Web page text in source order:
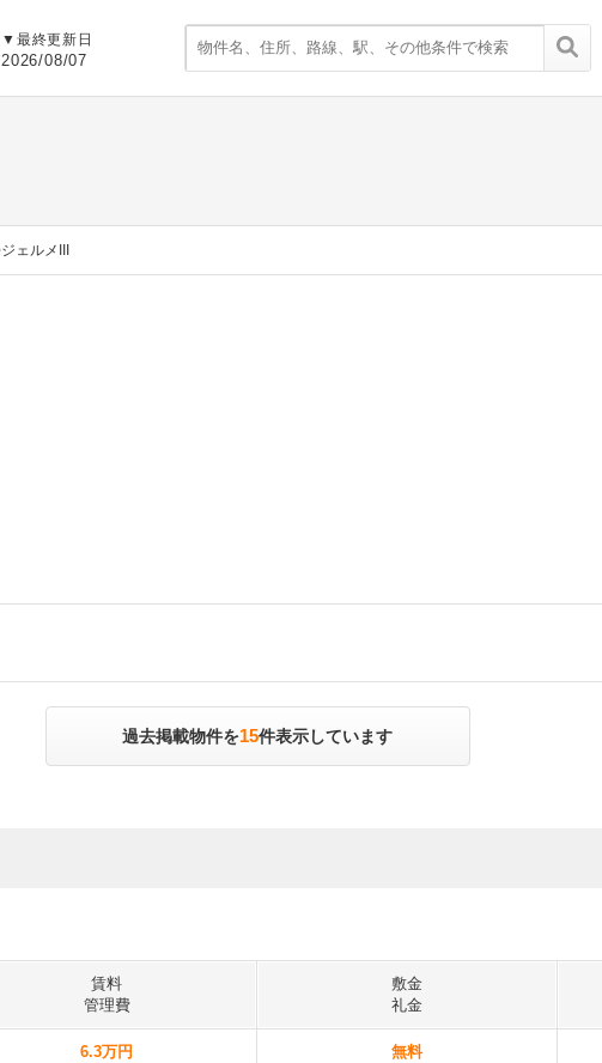
▼ 最終更新日
2026/08/07
ジェルメIII
過去掲載物件を15件表示しています
賃料
管理費
敷金
礼金
6.3万円
無料